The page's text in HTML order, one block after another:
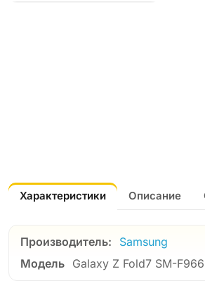
Характеристики Описание
Производитель:
Samsung
Модель Galaxy Z Fold7 SM-